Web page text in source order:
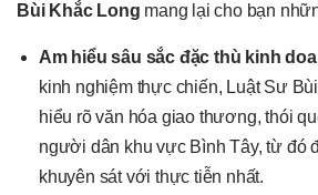
Bùi Khắc Long mang lại cho bạn
Am hiểu sâu sắc đặc thù kinh
kinh nghiệm thực chiến, Luật Sư
hiểu rõ văn hóa giao thương, thói
người dân khu vực Bình Tây, từ đó
khuyên sát với thực tiễn nhất.